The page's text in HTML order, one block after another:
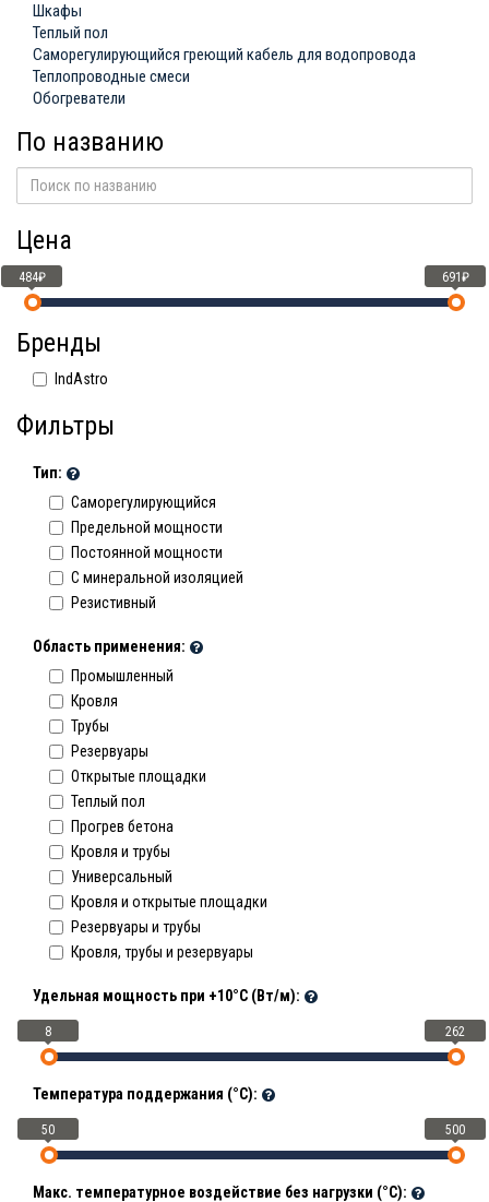
Шкафы
Теплый пол
Саморегулирующийся греющий кабель для водопровода
Теплопроводные смеси
Обогреватели
По названию
Цена
484₽ 691₽
Бренды
IndAstro
Фильтры
Тип:
Саморегулирующийся
Предельной мощности
Постоянной мощности
C минеральной изоляцией
Резистивный
Область применения:
Промышленный
Кровля
Трубы
Резервуары
Открытые площадки
Теплый пол
Прогрев бетона
Кровля и трубы
Универсальный
Кровля и открытые площадки
Резервуары и трубы
Кровля, трубы и резервуары
Удельная мощность при +10°С (Вт/м):
8 262
Температура поддержания (°С):
50 500
Макс. температурное воздействие без нагрузки (°С):